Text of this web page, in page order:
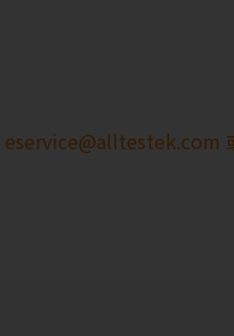
eservice@alltestek.com